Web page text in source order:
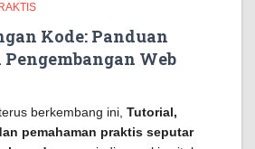
Kode: Panduan
Web
berkembang ini, Tutorial,
pemahaman praktis seputar